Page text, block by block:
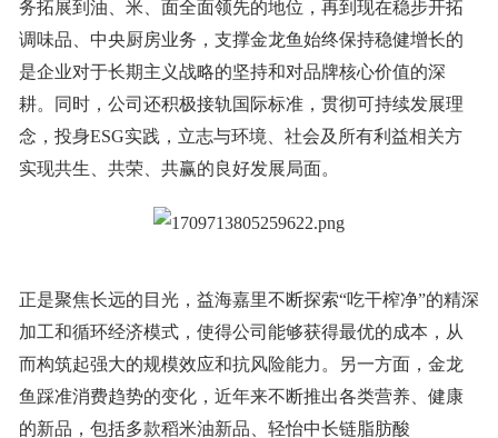
务拓展到油、米、面全面领先的地位，再到现在稳步开拓
调味品、中央厨房业务，支撑金龙鱼始终保持稳健增长的
是企业对于长期主义战略的坚持和对品牌核心价值的深
耕。同时，公司还积极接轨国际标准，贯彻可持续发展理
念，投身ESG实践，立志与环境、社会及所有利益相关方
实现共生、共荣、共赢的良好发展局面。
正是聚焦长远的目光，益海嘉里不断探索“吃干榨净”的精深
加工和循环经济模式，使得公司能够获得最优的成本，从
而构筑起强大的规模效应和抗风险能力。另一方面，金龙
鱼踩准消费趋势的变化，近年来不断推出各类营养、健康
的新品，包括多款稻米油新品、轻怡中长链脂肪酸